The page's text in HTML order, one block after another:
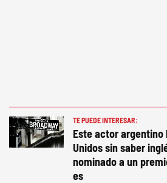
TE PUEDE INTERESAR:
Este actor argentino
Unidos sin saber
nominado a un
es